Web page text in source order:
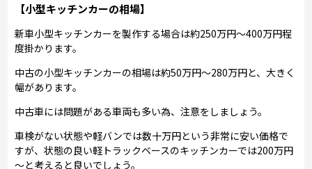
【小型キッチンカーの相場】
新車小型キッチンカーを製作する場合は約250万円～400万円程
度掛かります。
中古の小型キッチンカーの相場は約50万円～280万円と、大きく
幅があります。
中古車には問題がある車両も多い為、注意をしましょう。
車検がない状態や軽バンでは数十万円という非常に安い価格で
すが、状態の良い軽トラックベースのキッチンカーでは200万円
～と考えると良いでしょう。